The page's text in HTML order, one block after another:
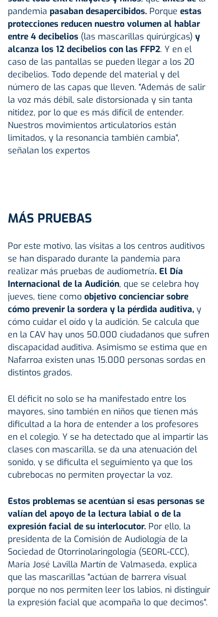
pandemia pasaban desapercibidos. Porque estas
protecciones reducen nuestro volumen al hablar
entre 4 decibelios (las mascarillas quirúrgicas) y
alcanza los 12 decibelios con las FFP2. Y en el
caso de las pantallas se pueden llegar a los 20
decibelios. Todo depende del material y del
número de las capas que lleven. "Además de salir
la voz más débil, sale distorsionada y sin tanta
nitidez, por lo que es más difícil de entender.
Nuestros movimientos articulatorios están
limitados, y la resonancia también cambia",
señalan los expertos
MÁS PRUEBAS
Por este motivo, las visitas a los centros auditivos
se han disparado durante la pandemia para
realizar más pruebas de audiometría. El Día
Internacional de la Audición, que se celebra hoy
jueves, tiene como objetivo concienciar sobre
cómo prevenir la sordera y la pérdida auditiva, y
cómo cuidar el oído y la audición. Se calcula que
en la CAV hay unos 50.000 ciudadanos que sufren
discapacidad auditiva. Asimismo se estima que en
Nafarroa existen unas 15.000 personas sordas en
distintos grados.
El déficit no solo se ha manifestado entre los
mayores, sino también en niños que tienen más
dificultad a la hora de entender a los profesores
en el colegio. Y se ha detectado que al impartir las
clases con mascarilla, se da una atenuación del
sonido, y se dificulta el seguimiento ya que los
cubrebocas no permiten proyectar la voz.
Estos problemas se acentúan si esas personas se
valían del apoyo de la lectura labial o de la
expresión facial de su interlocutor. Por ello, la
presidenta de la Comisión de Audiología de la
Sociedad de Otorrinolaringología (SEORL-CCC),
María José Lavilla Martín de Valmaseda, explica
que las mascarillas "actúan de barrera visual
porque no nos permiten leer los labios, ni distinguir
la expresión facial que acompaña lo que decimos".